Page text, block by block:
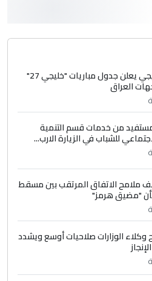
للعراق ومن اصول عريقة
يرد على صدام حسين سل
كامل)
علي ماما يسقط
للعراق ومن اصول عريقة
على صدام حسين سل
كامل)
5
حامدتركان. كلام
الحقيقي للإنسان
الاتحاد الخليجي يعلن جدول مباريات "خليجي 27"
العراق
مستفيد من خدمات قسم التنمية
للشباب في الزيارة الارب...
ملامح الاتفاق المرتقب بين مسقط
"مضيق هرمز"
وكلاء الوزارات صلاحيات أوسع ويشدد